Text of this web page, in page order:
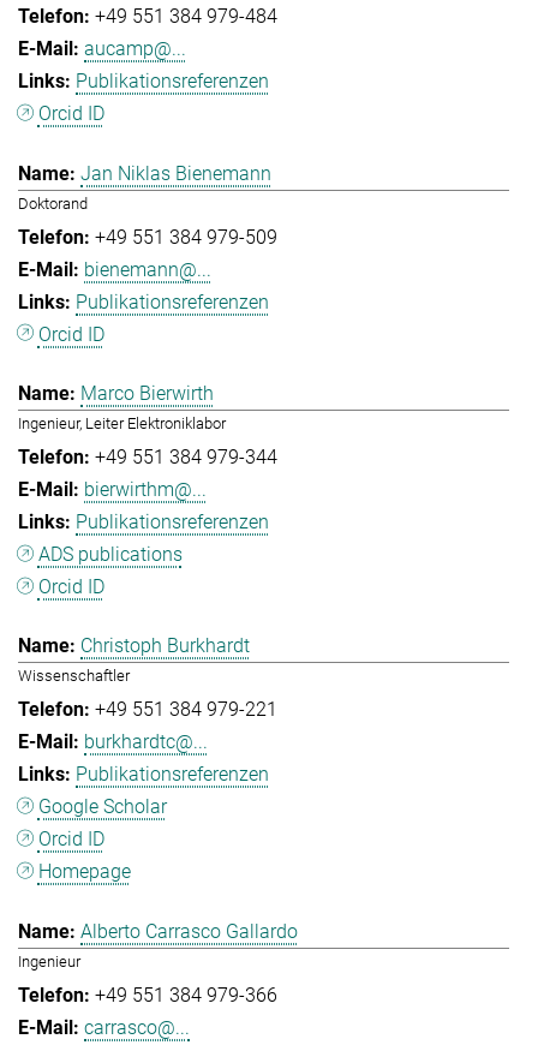
+49 551 384 979-484
aucamp@...
Publikationsreferenzen
Orcid ID
Jan Niklas Bienemann
Doktorand
+49 551 384 979-509
bienemann@...
Publikationsreferenzen
Orcid ID
Marco Bierwirth
Ingenieur, Leiter Elektroniklabor
+49 551 384 979-344
bierwirthm@...
Publikationsreferenzen
ADS publications
Orcid ID
Christoph Burkhardt
Wissenschaftler
+49 551 384 979-221
burkhardtc@...
Publikationsreferenzen
Google Scholar
Orcid ID
Homepage
Alberto Carrasco Gallardo
Ingenieur
+49 551 384 979-366
carrasco@...